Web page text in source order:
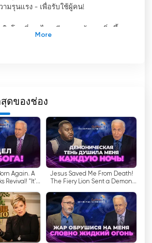
ามรุนแรง - เพื่อรับใช้ผู้คน!
หลักของเราคือการถ่ายทอดสด ซึ่งช่วยให้
ตุการณ์สำคัญต่างๆ ได้แบบเรียลไทม์
ยู่ที่ไหน คุณก็สามารถรับชมทีวีออนไลน์
วสารได้ตลอดเวลา-สิ่งที่เกิดขึ้นในโลก
หัวข้อที่หลากหลายซึ่งส่งผลกระทบต่อทุก
า ไม่ว่าจะเป็นสุขภาพ ครอบครัว การ
ารเงิน ศาสนา จิตวิญญาณ และการพัก
เรามุ่งมั่นที่จะให้ข้อมูลที่ครบถ้วนแก่ผู้ชม
เพื่อให้พวกเขาสามารถตัดสินใจได้อย่าง
โตในทุกด้านของชีวิต
TBN ไม่ได้เป็นเพียงแหล่งข้อมูลเท่านั้น
ดของช่อง
Again. A
Revival! "It's
Jesus Saved Me From Death!
The Fiery Lion Sent a Demon